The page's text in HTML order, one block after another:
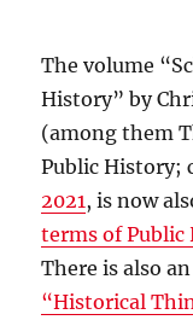
The volume
History” by
(among them
Public History;
2021, is now
terms of Public
There is also
“Historical